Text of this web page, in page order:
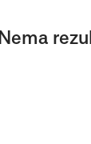
Nema